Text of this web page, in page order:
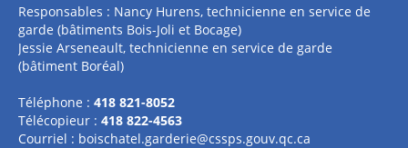
Responsables : Nancy Hurens, technicienne en service de
garde (bâtiments Bois-Joli et Bocage)
Jessie Arseneault, technicienne en service de garde
(bâtiment Boréal)
Téléphone : 418 821-8052
Télécopieur : 418 822-4563
Courriel : boischatel.garderie@cssps.gouv.qc.ca